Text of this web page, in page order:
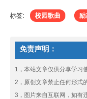
标签: 校园歌曲 励
免责声明：
1，本站文章仅供分享学习
2，原创文章禁止任何形式
3，图片来自互联网，如有